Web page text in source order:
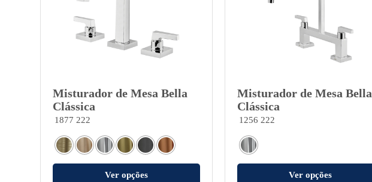
Misturador de Mesa Bella
Clássica
1877 222
Ver opções
Misturador de Mesa Bella
Clássica
1256 222
Ver opções